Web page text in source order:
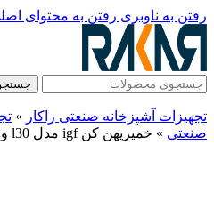
رفتن به ناوبری رفتن به محتوای
تجهیزات آشپزخانه صنعتی راکار »
صنعتی » خمیرپهن کن igf مدل l30 و l40